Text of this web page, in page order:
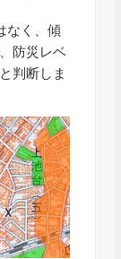
なく、傾
防災レベ
判断しま